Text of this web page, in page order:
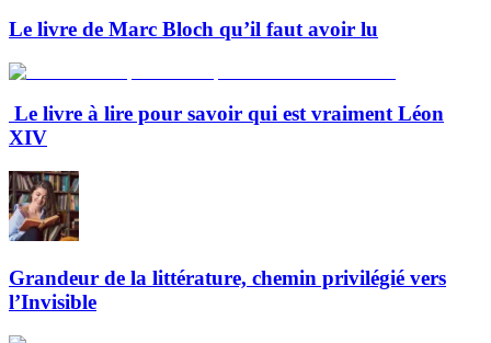
Le livre de Marc Bloch qu’il faut avoir lu
Le livre à lire pour savoir qui est vraiment Léon
XIV
Grandeur de la littérature, chemin privilégié vers
l’Invisible